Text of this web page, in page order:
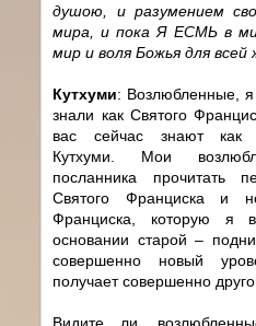
душою, и разумением
мира, и пока Я ЕСМЬ в
мир и воля Божья для всей
Кутхуми: Возлюбленные, я
знали как Святого
вас сейчас знают как
Кутхуми. Мои
посланника прочитать
Святого Франциска и
Франциска, которую я
основании старой –
совершенно новый
получает совершенно
Видите ли,